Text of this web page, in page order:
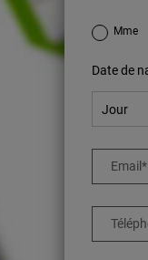
Mme
Date de
Email*